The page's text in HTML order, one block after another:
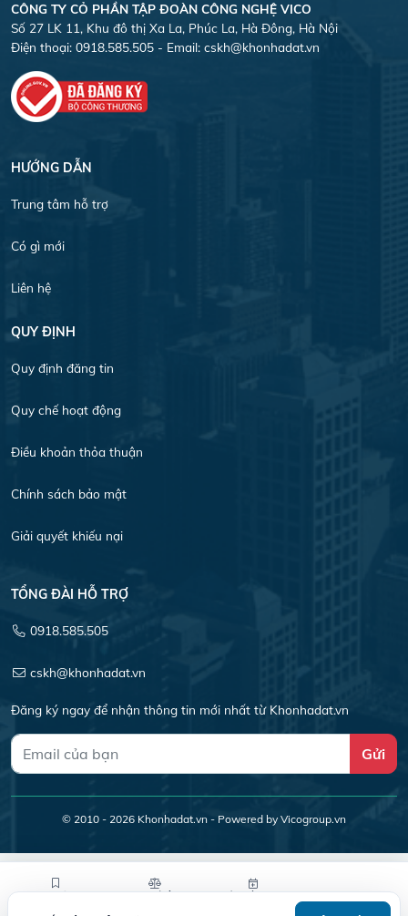
Lưu tin So sánh Yêu cầu xem
CÔNG TY CỎ PHẦN TẬP ĐOÀN CÔNG NGHỆ VICO
Số 27 LK 11, Khu đô thị Xa La, Phúc La, Hà Đông, Hà Nội
Điện thoại: 0918.585.505 - Email: cskh@khonhadat.vn
HƯỚNG DẪN
Trung tâm hỗ trợ
Có gì mới
Liên hệ
QUY ĐỊNH
Quy định đăng tin
Quy chế hoạt động
Điều khoản thỏa thuận
Chính sách bảo mật
Giải quyết khiếu nại
TỔNG ĐÀI HỖ TRỢ
0918.585.505
cskh@khonhadat.vn
Đăng ký ngay để nhận thông tin mới nhất từ Khonhadat.vn
Gửi
© 2010 - 2026 Khonhadat.vn - Powered by Vicogroup.vn